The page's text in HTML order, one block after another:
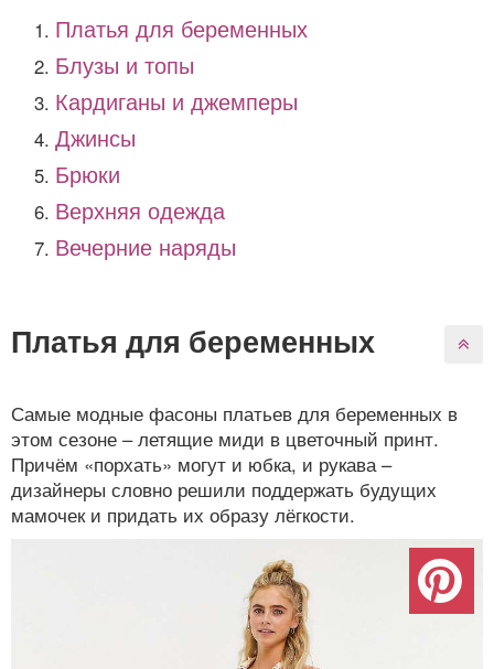
Платья для беременных
Блузы и топы
Кардиганы и джемперы
Джинсы
Брюки
Верхняя одежда
Вечерние наряды
Платья для беременных
Самые модные фасоны платьев для беременных в
этом сезоне – летящие миди в цветочный принт.
Причём «порхать» могут и юбка, и рукава –
дизайнеры словно решили поддержать будущих
мамочек и придать их образу лёгкости.